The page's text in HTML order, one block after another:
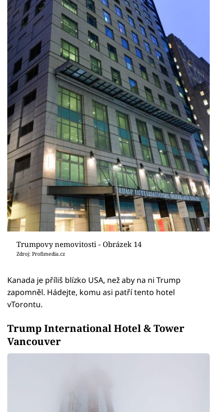
Trumpovy nemovitosti - Obrázek 14
Zdroj: Profimedia.cz
Kanada je příliš blízko USA, než aby na ni Trump
zapomněl. Hádejte, komu asi patří tento hotel
vTorontu.
Trump International Hotel & Tower
Vancouver